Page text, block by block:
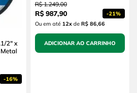
2" x
-16%
R$ 1.249,00
R$ 987,90 -21%
Ou em até 12xde R$ 86,66
ADICIONAR AO CARRINHO